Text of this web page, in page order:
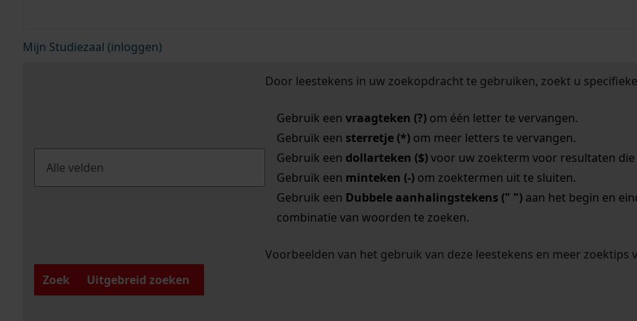
Mijn Studiezaal (inloggen)
Door leestekens in uw zoekopdracht te gebruiken, zoekt u
Gebruik een vraagteken (?)om één letter te vervangen.
Gebruik een sterretje (*)om meer letters te vervangen.
Gebruik een dollarteken ($)voor uw zoekterm voor resultaten die
Gebruik een minteken (-)om zoektermen uit te sluiten.
Gebruik een Dubbele aanhalingstekens (" ")aan het begin en
combinatie van woorden te zoeken.
Voorbeelden van het gebruik van deze leestekens en meer zoektips
Zoek
Uitgebreid zoeken